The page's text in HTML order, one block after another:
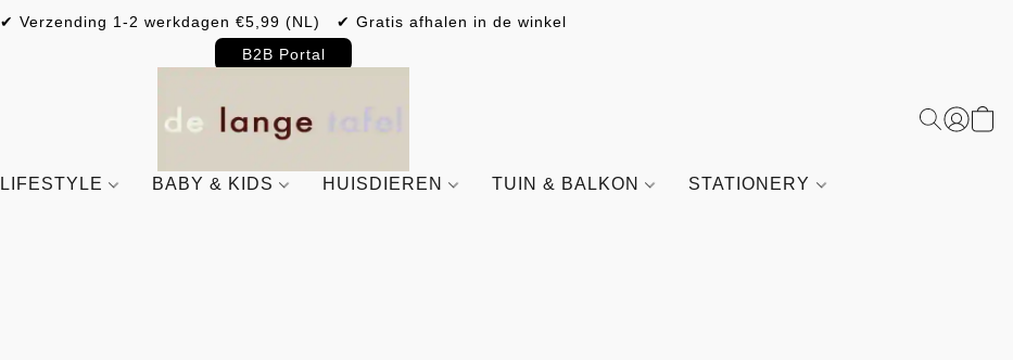
✔ Verzending 1-2 werkdagen €5,99 (NL) ✔ Gratis afhalen in de winkel
B2B Portal
LIFESTYLE BABY & KIDS HUISDIEREN TUIN & BALKON STATIONERY